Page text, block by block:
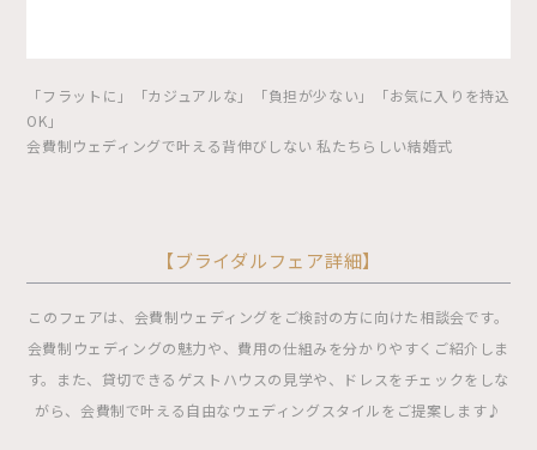
「フラットに」「カジュアルな」「負担が少ない」「お気に入りを持込
OK」
会費制ウェディングで叶える背伸びしない 私たちらしい結婚式
【ブライダルフェア詳細】
このフェアは、会費制ウェディングをご検討の方に向けた相談会です。
会費制ウェディングの魅力や、費用の仕組みを分かりやすくご紹介しま
す。また、貸切できるゲストハウスの見学や、ドレスをチェックをしな
がら、会費制で叶える自由なウェディングスタイルをご提案します♪